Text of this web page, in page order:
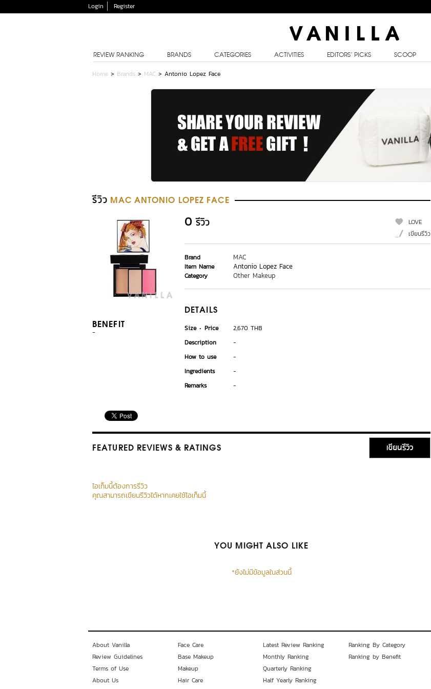
Login Register
REVIEW RANKING BRANDS CATEGORIES ACTIVITIES EDITORS’ PICKS SCOOP
Home > Brands > MAC > Antonio Lopez Face
รีวิว MAC ANTONIO LOPEZ FACE
BENEFIT
-
0 รีวิว
LOVE
เขียนรีวิว
Brand MAC
Item Name Antonio Lopez Face
Category Other Makeup
DETAILS
Size Price
2,670 THB
Description
-
How to use
-
Ingredients
-
Remarks
-
FEATURED REVIEWS & RATINGS เขียนรีวิว
ไอเท็มนี้ต้องการรีวิว
คุณสามารถเขียนรีวิวได้หากเคยใช้ไอเท็มนี้
YOU MIGHT ALSO LIKE
*ยังไม่มีข้อมูลในส่วนนี้
About Vanilla
Review Guidelines
Terms of Use
About Us
Face Care
Base Makeup
Makeup
Hair Care
Latest Review Ranking
Monthly Ranking
Quarterly Ranking
Half Yearly Ranking
Ranking By Category
Ranking by Benefit